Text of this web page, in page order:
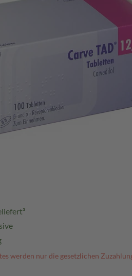
werden nur die gesetzlichen